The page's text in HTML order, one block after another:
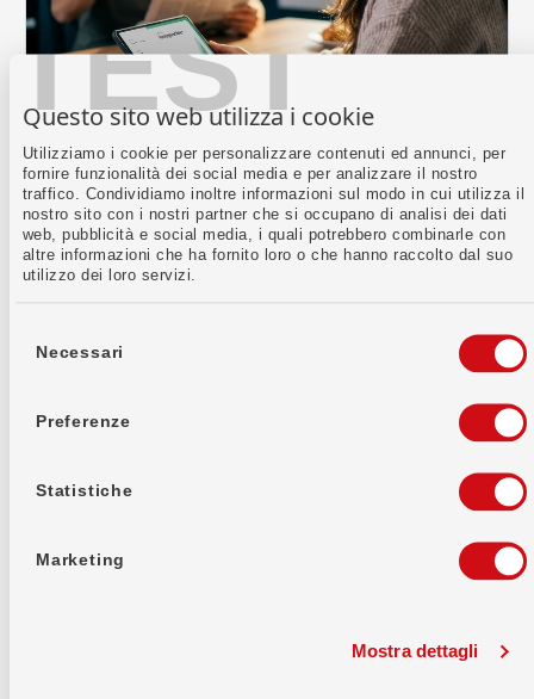
TEST
Questo sito web utilizza i cookie
Utilizziamo i cookie per personalizzare contenuti ed annunci, per
fornire funzionalità dei social media e per analizzare il nostro
traffico. Condividiamo inoltre informazioni sul modo in cui utilizza il
nostro sito con i nostri partner che si occupano di analisi dei dati
web, pubblicità e social media, i quali potrebbero combinarle con
altre informazioni che ha fornito loro o che hanno raccolto dal suo
utilizzo dei loro servizi.
Necessari
Preferenze
Statistiche
Marketing
Mostra dettagli
VIAC libero passaggio
La soluzione di investimento per i fondi del 2°
pilastro – con la massima quota azionaria per
avere la possibilità di ottenere rendimenti più
elevati. Anche con il VIAC libero passaggio
gestisci tu stesso il tuo patrimonio e risparmi così
sulle commissioni!